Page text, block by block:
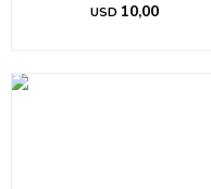
USD 10,00